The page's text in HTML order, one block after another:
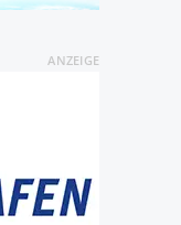
ANZEIGE